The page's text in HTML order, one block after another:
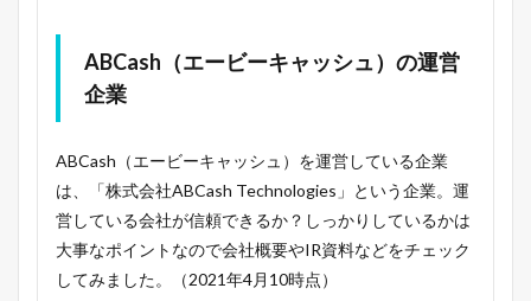
ABCash（エービーキャッシュ）の運営
企業
ABCash（エービーキャッシュ）を運営している企業
は、「株式会社ABCash Technologies」という企業。運
営している会社が信頼できるか？しっかりしているかは
大事なポイントなので会社概要やIR資料などをチェック
してみました。（2021年4月10時点）